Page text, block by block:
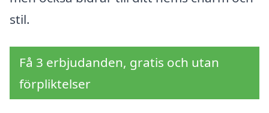
stil.
Få 3 erbjudanden, gratis och utan
förpliktelser